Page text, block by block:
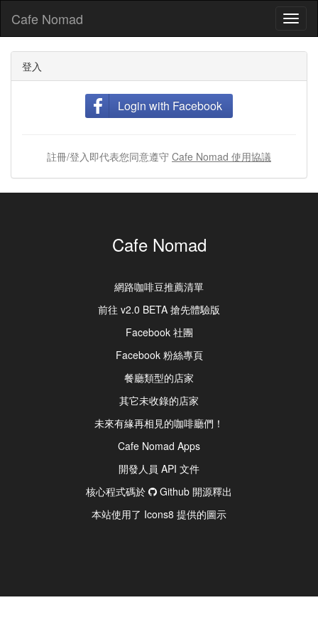
Cafe Nomad
登入
Login with Facebook
註冊/登入即代表您同意遵守 Cafe Nomad 使用協議
Cafe Nomad
網路咖啡豆推薦清單
前往 v2.0 BETA 搶先體驗版
Facebook 社團
Facebook 粉絲專頁
餐廳類型的店家
其它未收錄的店家
未來有緣再相見的咖啡廳們！
Cafe Nomad Apps
開發人員 API 文件
核心程式碼於
Github 開源釋出
本站使用了 Icons8 提供的圖示